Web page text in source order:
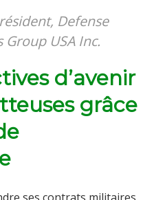
Defense
Group USA Inc.
d’avenir
grâce